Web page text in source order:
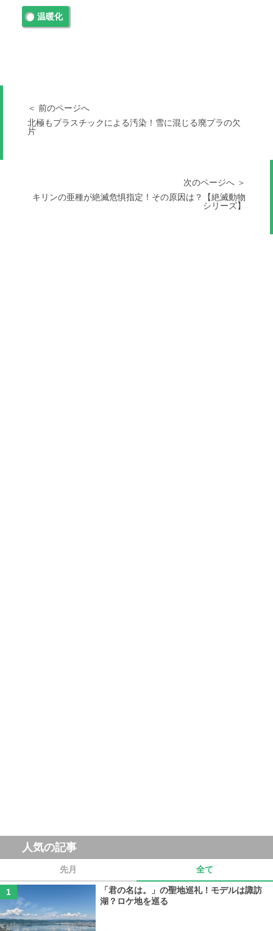
温暖化
＜ 前のページへ
北極もプラスチックによる汚染！雪に混じる廃プラの欠
片
次のページへ ＞
キリンの亜種が絶滅危惧指定！その原因は？【絶滅動物
シリーズ】
人気の記事
先月 全て
「君の名は。」の聖地巡礼！モデルは諏訪
湖？ロケ地を巡る